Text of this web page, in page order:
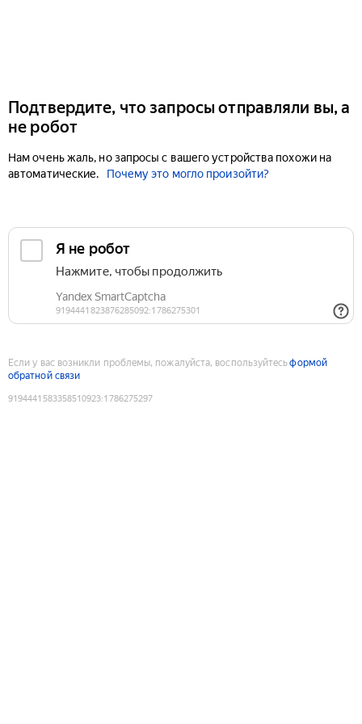
Подтвердите, что запросы отправляли вы, а
не робот
Нам очень жаль, но запросы с вашего устройства похожи на
автоматические.
Почему это могло произойти?
Если у вас возникли проблемы, пожалуйста, воспользуйтесьформой
обратной связи
9194441583358510923:1786275297